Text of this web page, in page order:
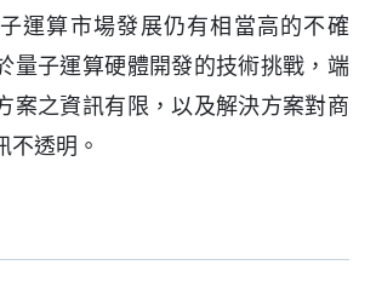
運算市場發展仍有相當高的不確
量子運算硬體開發的技術挑戰，端
案之資訊有限，以及解決方案對商
不透明。